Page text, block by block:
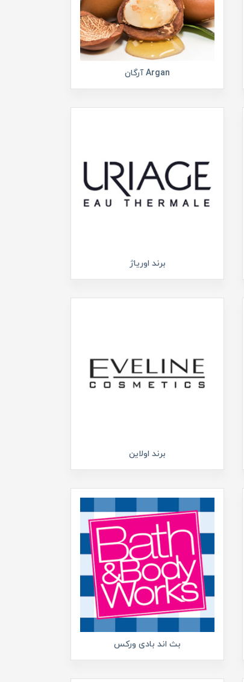
Argan آرگان
برند اوریاژ
برند اولاین
بث اند بادی ورکس